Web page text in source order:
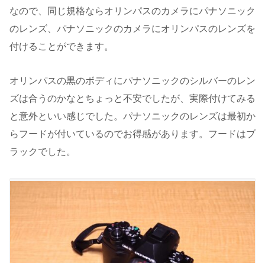
なので、同じ規格ならオリンパスのカメラにパナソニック
のレンズ、パナソニックのカメラにオリンパスのレンズを
付けることができます。
オリンパスの黒のボディにパナソニックのシルバーのレン
ズは合うのかなとちょっと不安でしたが、実際付けてみる
と意外といい感じでした。パナソニックのレンズは最初か
らフードが付いているのでお得感があります。フードはブ
ラックでした。